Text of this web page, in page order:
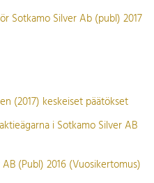
Sotkamo Silver Ab (publ) 2017
(2017) keskeiset päätökset
i Sotkamo Silver AB
(Publ) 2016 (Vuosikertomus)